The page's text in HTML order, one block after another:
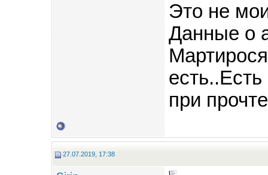
Это не
Данные о
при
27.07.2019, 17:38